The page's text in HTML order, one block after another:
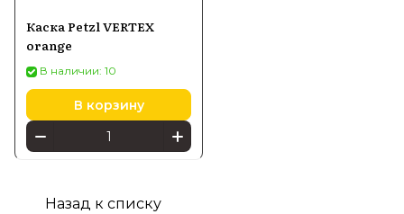
Каска Petzl VERTEX
orange
В наличии: 10
В корзину
Назад к списку